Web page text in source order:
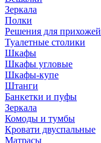
Зеркала
Полки
Решения для прихожей
Туалетные столики
Шкафы
Шкафы угловые
Шкафы-купе
Штанги
Банкетки и пуфы
Зеркала
Комоды и тумбы
Кровати двуспальные
Матрасы